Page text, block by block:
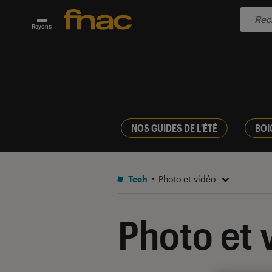
Rayons
NOS GUIDES DE L'ÉTÉ
Tech Photo et vidéo
Photo et